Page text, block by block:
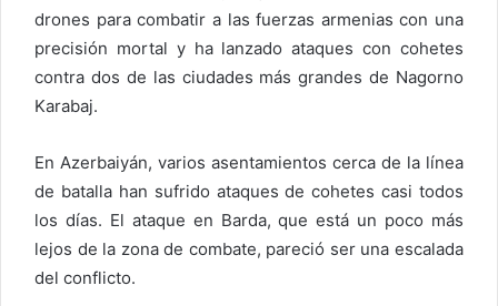
drones para combatir a las fuerzas armenias con una
precisión mortal y ha lanzado ataques con cohetes
contra dos de las ciudades más grandes de Nagorno
Karabaj.
En Azerbaiyán, varios asentamientos cerca de la línea
de batalla han sufrido ataques de cohetes casi todos
los días. El ataque en Barda, que está un poco más
lejos de la zona de combate, pareció ser una escalada
del conflicto.